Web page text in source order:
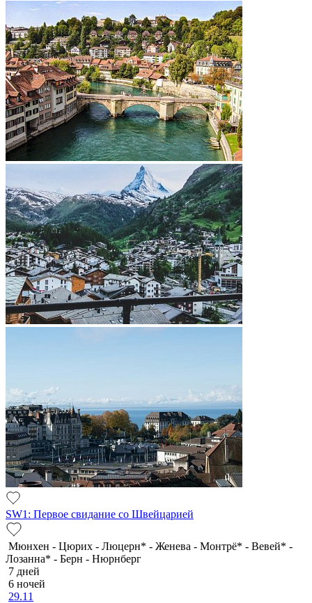
SW1: Первое свидание со Швейцарией
Мюнхен - Цюрих - Люцерн* - Женева - Монтрё* - Вевей* -
Лозанна* - Берн - Нюрнберг
7 дней
6 ночей
29.11